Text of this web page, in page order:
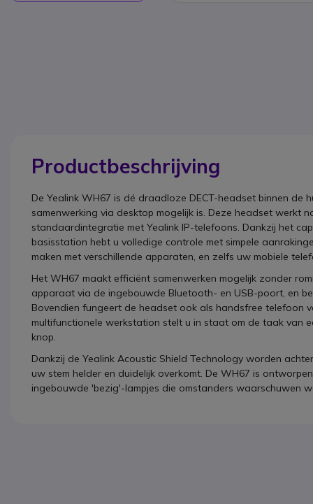
Productbeschrijving
De Yealink WH67 is dé draadloze DECT-headset binnen de
samenwerking via desktop mogelijk is. Deze headset werkt
standaardintegratie met Yealink IP-telefoons. Dankzij het
basisstation hebt u volledige controle met simpele
maken met verschillende apparaten, en zelfs uw mobiele
Het WH67 maakt efficiënt samenwerken mogelijk zonder
apparaat via de ingebouwde Bluetooth- en USB-poort, en
Bovendien fungeert de headset ook als handsfree telefoon
multifunctionele werkstation stelt u in staat om de taak van
knop.
Dankzij de Yealink Acoustic Shield Technology worden
uw stem helder en duidelijk overkomt. De WH67 is
ingebouwde 'bezig'-lampjes die omstanders waarschuwen